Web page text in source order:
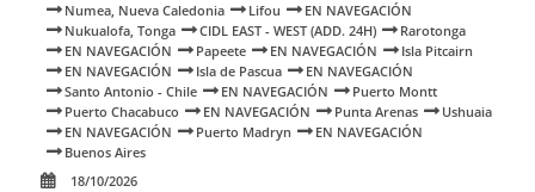
Numea, Nueva Caledonia
Lifou
EN NAVEGACIÓN
Nukualofa, Tonga
CIDL EAST - WEST (ADD. 24H)
Rarotonga
EN NAVEGACIÓN
Papeete EN NAVEGACIÓN
Isla Pitcairn
EN NAVEGACIÓN
Isla de Pascua
EN NAVEGACIÓN
Santo Antonio - Chile
EN NAVEGACIÓN
Puerto Montt
Puerto Chacabuco
EN NAVEGACIÓN Punta Arenas
Ushuaia
EN NAVEGACIÓN
Puerto Madryn
EN NAVEGACIÓN
Buenos Aires
18/10/2026